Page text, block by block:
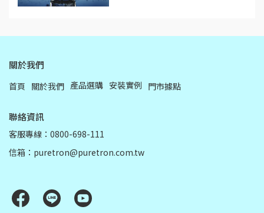
關於我們
首頁 關於我們 產品選購 安裝實例 門市據點
聯絡資訊
客服專線：0800-698-111
信箱：puretron@puretron.com.tw